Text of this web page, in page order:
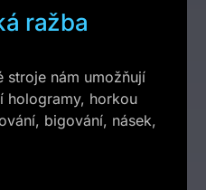
ražba
stroje nám umožňují
hologramy, horkou
bigování, násek,